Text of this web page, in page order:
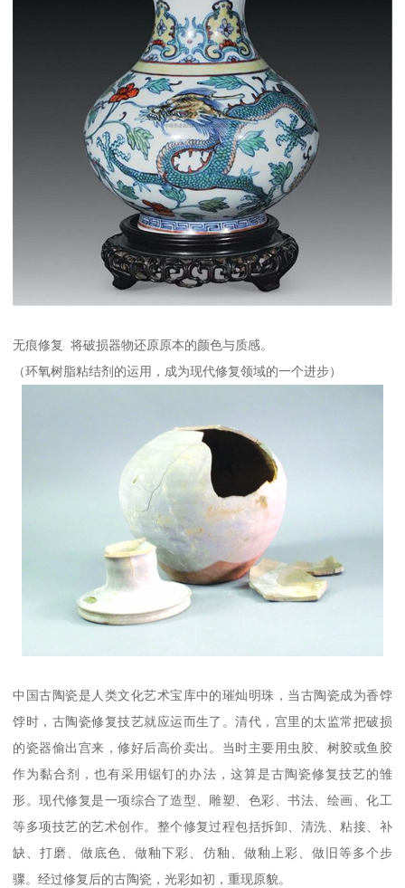
无痕修复 将破损器物还原原本的颜色与质感。
（环氧树脂粘结剂的运用，成为现代修复领域的一个进步）
中国古陶瓷是人类文化艺术宝库中的璀灿明珠，当古陶瓷成为香饽
饽时，古陶瓷修复技艺就应运而生了。清代，宫里的太监常把破损
的瓷器偷出宫来，修好后高价卖出。当时主要用虫胶、树胶或鱼胶
作为黏合剂，也有采用锯钉的办法，这算是古陶瓷修复技艺的雏
形。现代修复是一项综合了造型、雕塑、色彩、书法、绘画、化工
等多项技艺的艺术创作。整个修复过程包括拆卸、清洗、粘接、补
缺、打磨、做底色、做釉下彩、仿釉、做釉上彩、做旧等多个步
骤。经过修复后的古陶瓷，光彩如初，重现原貌。